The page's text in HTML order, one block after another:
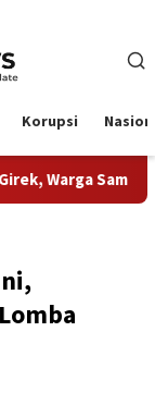
Korupsi
Apresiasi